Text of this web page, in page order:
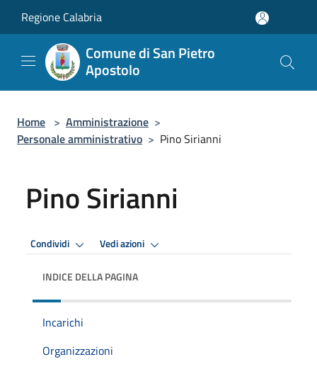
Regione Calabria
Comune di San Pietro
Apostolo
Home > Amministrazione >
Personale amministrativo > Pino Sirianni
Pino Sirianni
Condividi Vedi azioni
INDICE DELLA PAGINA
Incarichi
Organizzazioni